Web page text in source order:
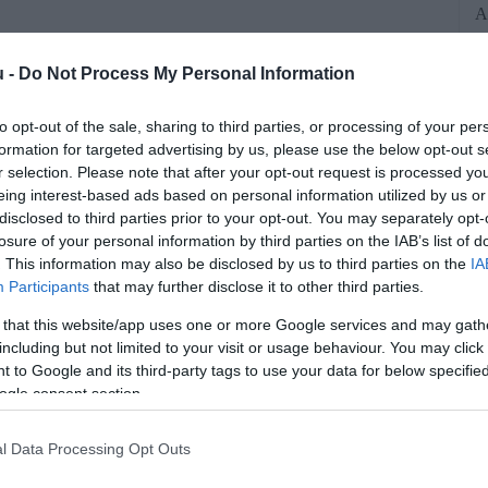
- Do Not Process My Personal Information
opt-out of the sale, sharing to third parties, or processing of your
for targeted advertising by us, please use the below opt-out
selection. Please note that after your opt-out request is processed
interest-based ads based on personal information utilized by us
to third parties prior to your opt-out. You may separately
of your personal information by third parties on the IAB’s list of
This information may also be disclosed by us to third parties on the
Participants that may further disclose it to other third parties.
that this website/app uses one or more Google services and may
but not limited to your visit or usage behaviour. You may
to Google and its third-party tags to use your data for below
consent section.
Data Processing Opt Outs
rendelésállomány miatt
teljesen elektromos sikermodellje, a
A legendás 911-esből pedig állítólag
elektromos változat.